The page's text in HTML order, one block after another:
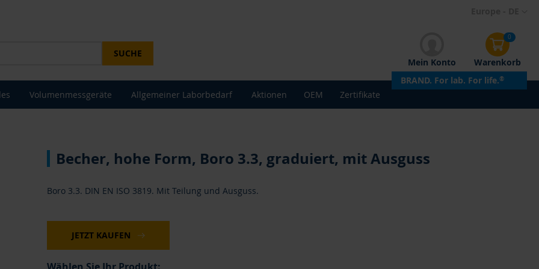
SUCHE
Mein Konto
0
Warenkorb
BRAND. For lab. For life.®
Volumenmessgeräte Allgemeiner Laborbedarf Aktionen OEM Zertifikate
Becher, hohe Form, Boro 3.3, graduiert, mit Ausguss
Boro 3.3. DIN EN ISO 3819. Mit Teilung und Ausguss.
JETZT KAUFEN